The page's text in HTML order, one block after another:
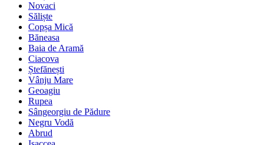
Novaci
Săliște
Copșa Mică
Băneasa
Baia de Aramă
Ciacova
Ștefănești
Vânju Mare
Geoagiu
Rupea
Sângeorgiu de Pădure
Negru Vodă
Abrud